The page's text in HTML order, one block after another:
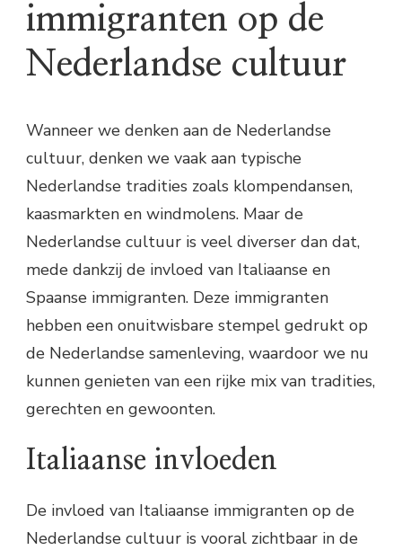
immigranten op de
Nederlandse cultuur
Wanneer we denken aan de Nederlandse
cultuur, denken we vaak aan typische
Nederlandse tradities zoals klompendansen,
kaasmarkten en windmolens. Maar de
Nederlandse cultuur is veel diverser dan dat,
mede dankzij de invloed van Italiaanse en
Spaanse immigranten. Deze immigranten
hebben een onuitwisbare stempel gedrukt op
de Nederlandse samenleving, waardoor we nu
kunnen genieten van een rijke mix van tradities,
gerechten en gewoonten.
Italiaanse invloeden
De invloed van Italiaanse immigranten op de
Nederlandse cultuur is vooral zichtbaar in de